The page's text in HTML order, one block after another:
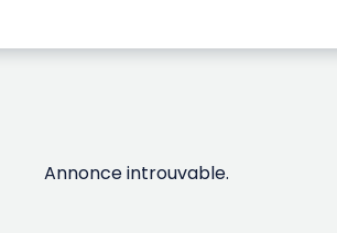
Annonce introuvable.